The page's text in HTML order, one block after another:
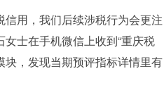
用，我们后续涉税行为会更注
士在手机微信上收到“重庆税
块，发现当期预评指标详情里有